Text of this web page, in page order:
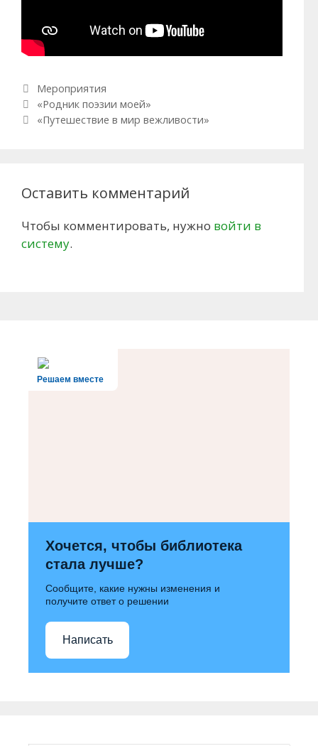
Рубрики
Мероприятия
Навигация по записям
«Родник поэзии моей»
«Путешествие в мир вежливости»
Оставить комментарий
Чтобы комментировать, нужно войти в
систему.
Решаем вместе
Хочется, чтобы библиотека
стала лучше?
Сообщите, какие нужны изменения и
получите ответ о решении
Написать